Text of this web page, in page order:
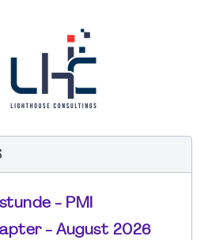
- PMI
- August 2026